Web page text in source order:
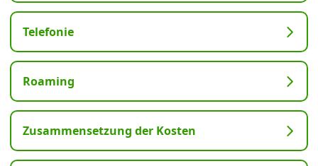
Telefonie
Roaming
Zusammensetzung der Kosten